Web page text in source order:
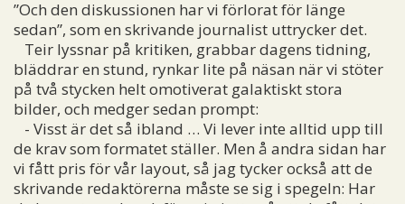
”Och den diskussionen har vi förlorat för länge
sedan”, som en skrivande journalist uttrycker det.
Teir lyssnar på kritiken, grabbar dagens tidning,
bläddrar en stund, rynkar lite på näsan när vi stöter
på två stycken helt omotiverat galaktiskt stora
bilder, och medger sedan prompt:
- Visst är det så ibland … Vi lever inte alltid upp till
de krav som formatet ställer. Men å andra sidan har
vi fått pris för vår layout, så jag tycker också att de
skrivande redaktörerna måste se sig i spegeln: Har